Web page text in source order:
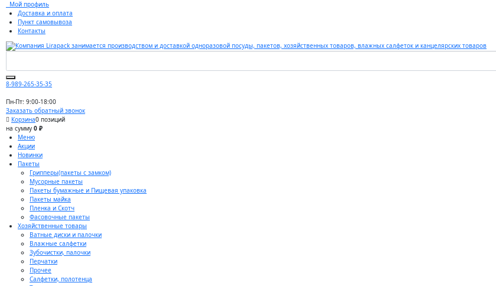
Мой профиль
Доставка и оплата
Пункт самовывоза
Контакты
8-989-265-35-35
Пн-Пт: 9:00-18:00
Заказать обратный звонок
Корзина0 позиций
на сумму 0 ₽
Меню
Акции
Новинки
Пакеты
Грипперы(пакеты с замком)
Мусорные пакеты
Пакеты бумажные и Пищевая упаковка
Пакеты майка
Пленка и Скотч
Фасовочные пакеты
Хозяйственные товары
Ватные диски и палочки
Влажные салфетки
Зубочистки, палочки
Перчатки
Прочее
Салфетки, полотенца